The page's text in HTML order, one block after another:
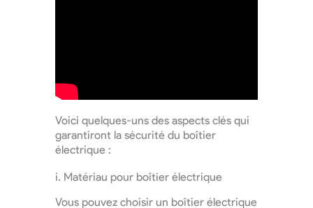
Voici quelques-uns des aspects clés qui
garantiront la sécurité du boîtier
électrique :
i. Matériau pour boîtier électrique
Vous pouvez choisir un boîtier électrique